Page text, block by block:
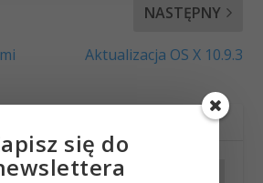
NASTĘPNY
Aktualizacja OS X 10.9.3
się do